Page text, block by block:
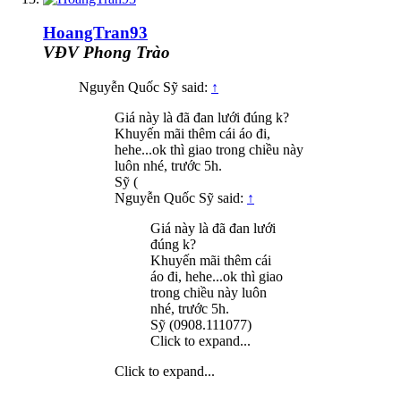
HoangTran93
VĐV Phong Trào
Nguyễn Quốc Sỹ said: ↑
Giá này là đã đan lưới đúng k?
Khuyến mãi thêm cái áo đi,
hehe...ok thì giao trong chiều này
luôn nhé, trước 5h.
Sỹ (
Nguyễn Quốc Sỹ said: ↑
Giá này là đã đan lưới
đúng k?
Khuyến mãi thêm cái
áo đi, hehe...ok thì giao
trong chiều này luôn
nhé, trước 5h.
Sỹ (0908.111077)
Click to expand...
Click to expand...